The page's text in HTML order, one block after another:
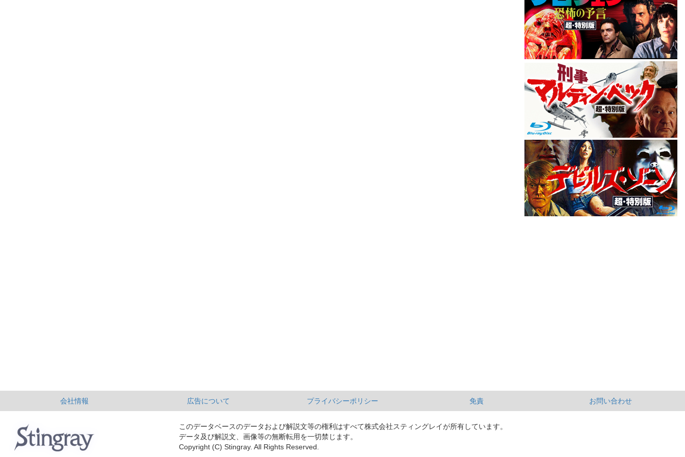
会社情報 広告について プライバシーポリシー 免責 お問い合わせ
このデータベースのデータおよび解説文等の権利はすべて株式会社スティングレイが所有しています。
データ及び解説文、画像等の無断転用を一切禁じます。
Copyright (C) Stingray. All Rights Reserved.